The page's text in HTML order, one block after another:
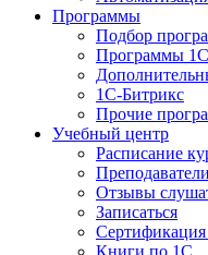
Программы
Подбор
Программы 1С
1С-Битрикс
Прочие
Учебный центр
Расписание
Преподаватели
Отзывы
Записаться
Книги по 1С